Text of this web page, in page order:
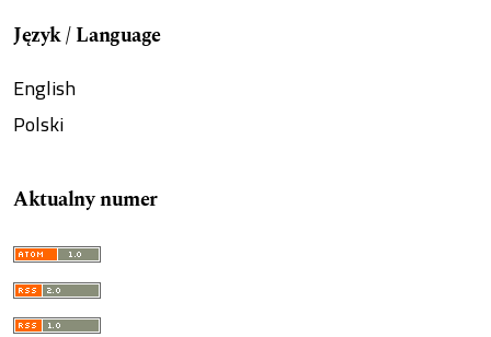
Język / Language
English
Polski
Aktualny numer